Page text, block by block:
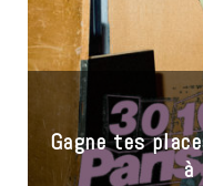
Gagne tes
à